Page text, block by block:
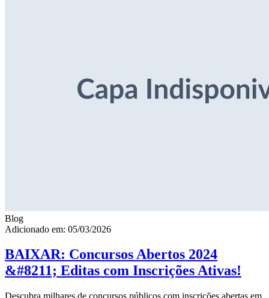
Blog
Adicionado em: 05/03/2026
BAIXAR: Concursos Abertos 2024
&#8211; Editas com Inscrições Ativas!